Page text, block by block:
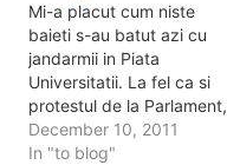
Mi-a placut cum niste
baieti s-au batut azi cu
jandarmii in Piata
Universitatii. La fel ca si
protestul de la Parlament,
eu n-am inteles pentru ce
protesteaza oamenii
December 10, 2011
In "to blog"